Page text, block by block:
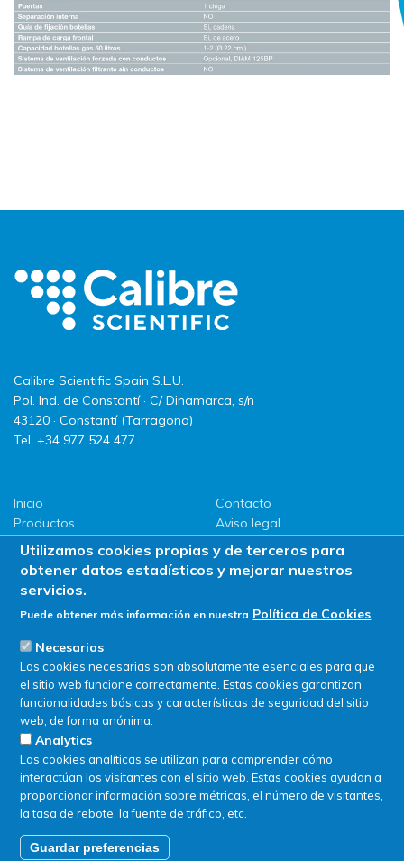
Calibre Scientific Spain S.L.U.
Pol. Ind. de Constantí · C/ Dinamarca, s/n
43120 · Constantí (Tarragona)
Tel. +34 977 524 477
Inicio
Productos
LLG
Promociones
ServiSAT
Contacto
Aviso legal
Política de privacidad
Política de Cookies
Buscar en tienda
Utilizamos cookies propias y de terceros para
obtener datos estadísticos y mejorar nuestros
servicios.
Puede obtener más información en nuestra Política de Cookies
Necesarias
Las cookies necesarias son absolutamente esenciales para que
el sitio web funcione correctamente. Estas cookies garantizan
funcionalidades básicas y características de seguridad del sitio
web, de forma anónima.
Analytics
Las cookies analíticas se utilizan para comprender cómo
interactúan los visitantes con el sitio web. Estas cookies ayudan a
proporcionar información sobre métricas, el número de visitantes,
la tasa de rebote, la fuente de tráfico, etc.
Guardar preferencias